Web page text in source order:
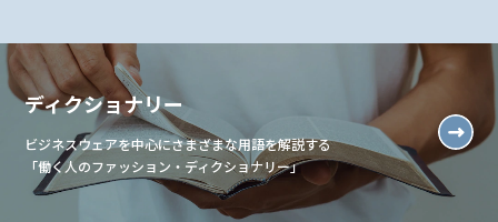
ディクショナリー
ビジネスウェアを中心にさまざまな用語を解説する
「働く人のファッション・ディクショナリー」